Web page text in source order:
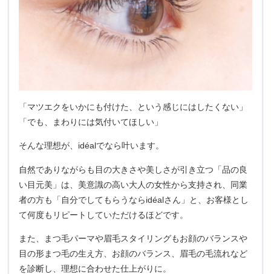
「マツエクをいかにも付けた、という感じにはしたくない」
「でも、まわりには気付いてほしい」
そんな理想が、idéalでなら叶います。
自然でありながらも目の大きさや美しさが引き立つ「品の良
い目元美」は、美意識の高い大人の女性から支持され、同業
者の方も「自分でしてもらうならidéalさん」と、お客様とし
て何度もリピートしていただけるほどです。
また、まつ毛パーマや眉毛スタイリングもお顔のバランスや
目の形まつ毛の生え方、お顔のバランス、眉毛の毛流れなど
を診断し、理想に合わせた仕上がりに。